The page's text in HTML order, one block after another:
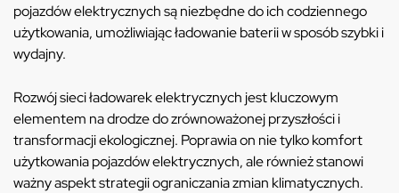
pojazdów elektrycznych są niezbędne do ich codziennego
użytkowania, umożliwiając ładowanie baterii w sposób szybki i
wydajny.
Rozwój sieci ładowarek elektrycznych jest kluczowym
elementem na drodze do zrównoważonej przyszłości i
transformacji ekologicznej. Poprawia on nie tylko komfort
użytkowania pojazdów elektrycznych, ale również stanowi
ważny aspekt strategii ograniczania zmian klimatycznych.